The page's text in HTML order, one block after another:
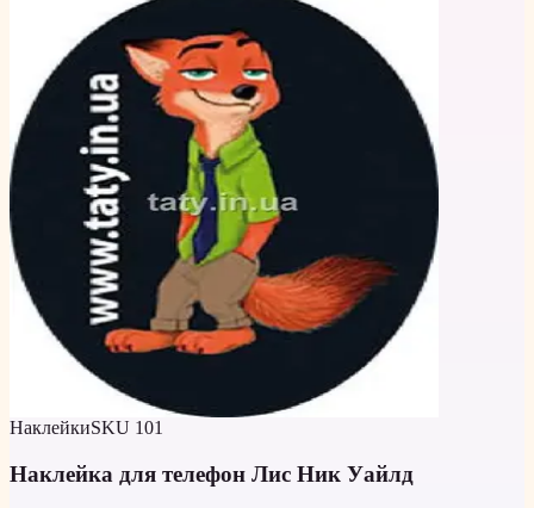
НаклейкиSKU 101
Наклейка для телефон Лис Ник Уайлд